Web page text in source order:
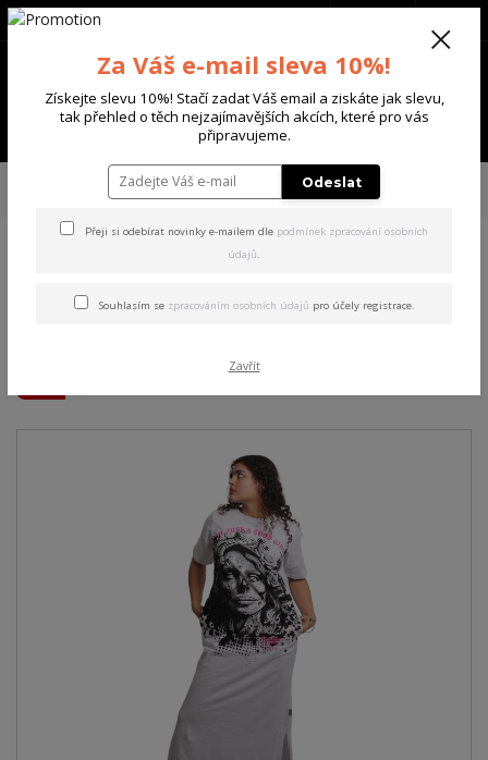
Menu
+420 702 136 620
ŠATY
Yakuza dámské šaty Good Girls Maxi T-Shirt
Dress white 3XL
Girls Maxi T-Shirt Dress white
Za Váš e-mail sleva 10%!
Získejte slevu 10%! Stačí zadat Váš email a ziskáte jak slevu,
tak přehled o těch nejzajímavějších akcích, které pro vás
připravujeme.
Odeslat
Přeji si odebírat novinky e-mailem dle podmínek zpracování osobních
údajů.
Souhlasím se zpracováním osobních údajů pro účely registrace.
Zavřít